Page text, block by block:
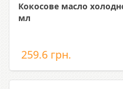
Кокосове масло
мл
259.6 грн.